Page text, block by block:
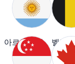
아르헨티나 벨기에